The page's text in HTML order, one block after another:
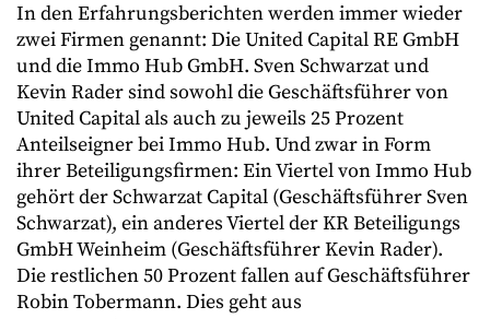
In den Erfahrungsberichten werden immer wieder
zwei Firmen genannt: Die United Capital RE GmbH
und die Immo Hub GmbH. Sven Schwarzat und
Kevin Rader sind sowohl die Geschäftsführer von
United Capital als auch zu jeweils 25 Prozent
Anteilseigner bei Immo Hub. Und zwar in Form
ihrer Beteiligungsfirmen: Ein Viertel von Immo Hub
gehört der Schwarzat Capital (Geschäftsführer Sven
Schwarzat), ein anderes Viertel der KR Beteiligungs
GmbH Weinheim (Geschäftsführer Kevin Rader).
Die restlichen 50 Prozent fallen auf Geschäftsführer
Robin Tobermann. Dies geht aus